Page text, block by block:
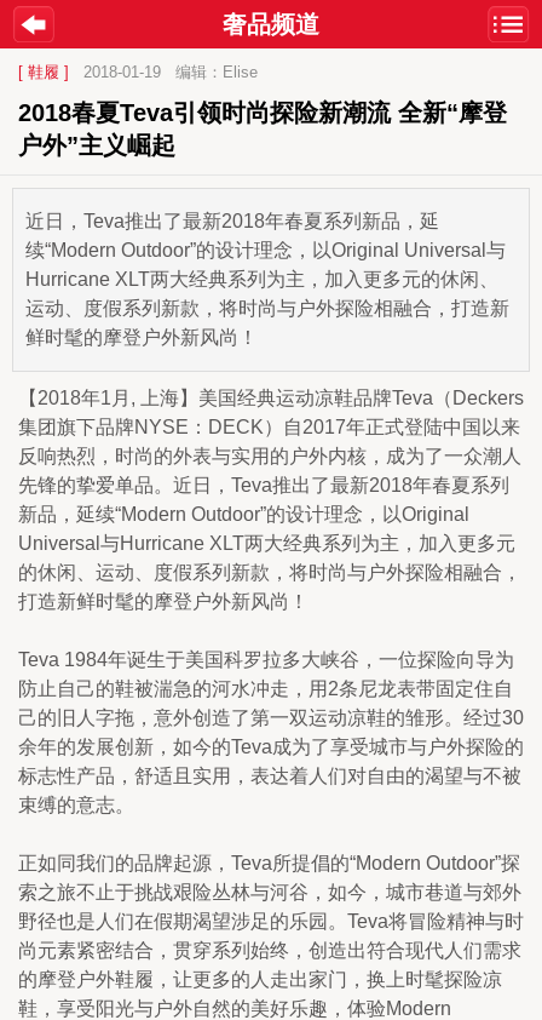
奢品频道
[ 鞋履 ] 2018-01-19 编辑：Elise
2018春夏Teva引领时尚探险新潮流 全新“摩登
户外”主义崛起
近日，Teva推出了最新2018年春夏系列新品，延
续“Modern Outdoor”的设计理念，以Original Universal与
Hurricane XLT两大经典系列为主，加入更多元的休闲、
运动、度假系列新款，将时尚与户外探险相融合，打造新
鲜时髦的摩登户外新风尚！
【2018年1月, 上海】美国经典运动凉鞋品牌Teva（Deckers
集团旗下品牌NYSE：DECK）自2017年正式登陆中国以来
反响热烈，时尚的外表与实用的户外内核，成为了一众潮人
先锋的挚爱单品。近日，Teva推出了最新2018年春夏系列
新品，延续“Modern Outdoor”的设计理念，以Original
Universal与Hurricane XLT两大经典系列为主，加入更多元
的休闲、运动、度假系列新款，将时尚与户外探险相融合，
打造新鲜时髦的摩登户外新风尚！
Teva 1984年诞生于美国科罗拉多大峡谷，一位探险向导为
防止自己的鞋被湍急的河水冲走，用2条尼龙表带固定住自
己的旧人字拖，意外创造了第一双运动凉鞋的雏形。经过30
余年的发展创新，如今的Teva成为了享受城市与户外探险的
标志性产品，舒适且实用，表达着人们对自由的渴望与不被
束缚的意志。
正如同我们的品牌起源，Teva所提倡的“Modern Outdoor”探
索之旅不止于挑战艰险丛林与河谷，如今，城市巷道与郊外
野径也是人们在假期渴望涉足的乐园。Teva将冒险精神与时
尚元素紧密结合，贯穿系列始终，创造出符合现代人们需求
的摩登户外鞋履，让更多的人走出家门，换上时髦探险凉
鞋，享受阳光与户外自然的美好乐趣，体验Modern